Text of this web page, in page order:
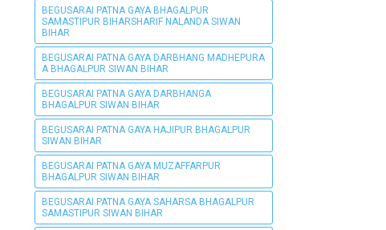
BEGUSARAI PATNA GAYA BHAGALPUR
SAMASTIPUR BIHARSHARIF NALANDA SIWAN
BIHAR
BEGUSARAI PATNA GAYA DARBHANG MADHEPURA
A BHAGALPUR SIWAN BIHAR
BEGUSARAI PATNA GAYA DARBHANGA
BHAGALPUR SIWAN BIHAR
BEGUSARAI PATNA GAYA HAJIPUR BHAGALPUR
SIWAN BIHAR
BEGUSARAI PATNA GAYA MUZAFFARPUR
BHAGALPUR SIWAN BIHAR
BEGUSARAI PATNA GAYA SAHARSA BHAGALPUR
SAMASTIPUR SIWAN BIHAR